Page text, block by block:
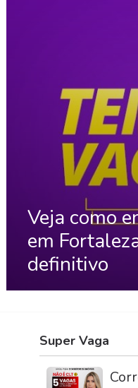
Veja como
em
definitivo
Super Vaga